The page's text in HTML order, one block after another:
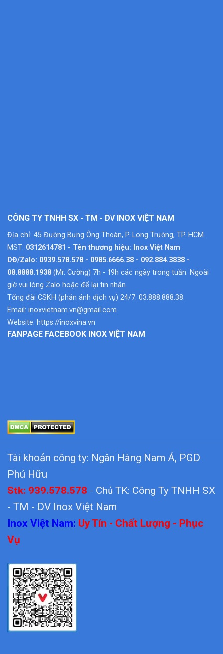
CÔNG TY TNHH SX - TM - DV INOX VIỆT NAM
Địa chỉ: 45 Đường Bưng Ông Thoàn, P. Long Trường, TP. HCM.
MST: 0312614781 - Tên thương hiệu: Inox Việt Nam
DĐ/Zalo: 0939.578.578 - 0985.6666.38 - 092.884.3838 -
08.8888.1938 (Mr. Cường) 7h - 19h các ngày trong tuần. Ngoài
giờ vui lòng Zalo hoặc để lại tin nhắn.
Tổng đài CSKH (phản ánh dịch vụ) 24/7: 03.888.888.38.
Email: inoxvietnam.vn@gmail.com
Website: https://inoxvina.vn
FANPAGE FACEBOOK INOX VIỆT NAM
Tài khoản công ty: Ngân Hàng Nam Á, PGD
Phú Hữu
Stk: 939.578.578 - Chủ TK: Công Ty TNHH SX
- TM - DV Inox Việt Nam
Inox Việt Nam: Uy Tín - Chất Lượng - Phục
Vụ